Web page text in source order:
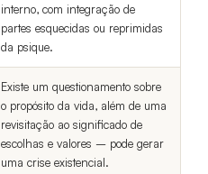
interno, com integração de
partes esquecidas ou reprimidas
da psique.
Existe um questionamento sobre
o propósito da vida, além de uma
revisitação ao significado de
escolhas e valores – pode gerar
uma crise existencial.